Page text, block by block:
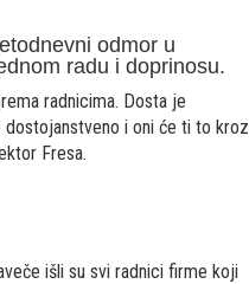
odmor u
radu i doprinosu.
radnicima. Dosta je
i oni će ti to kroz
Fresa.
išli su svi radnici firme koji